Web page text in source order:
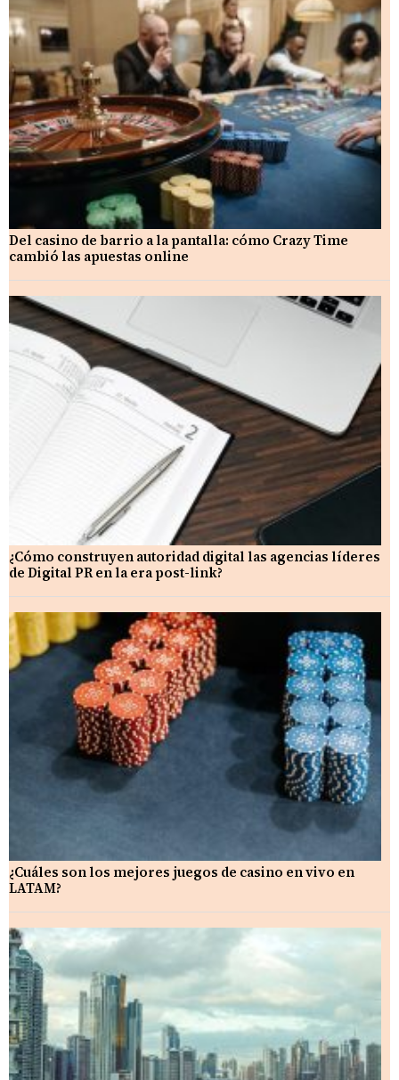
Del casino de barrio a la pantalla: cómo Crazy Time
cambió las apuestas online
¿Cómo construyen autoridad digital las agencias líderes
de Digital PR en la era post-link?
¿Cuáles son los mejores juegos de casino en vivo en
LATAM?